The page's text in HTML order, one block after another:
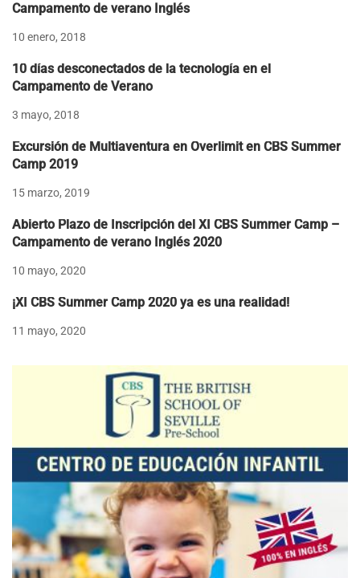
Campamento de verano Inglés
10 enero, 2018
10 días desconectados de la tecnología en el
Campamento de Verano
3 mayo, 2018
Excursión de Multiaventura en Overlimit en CBS Summer
Camp 2019
15 marzo, 2019
Abierto Plazo de Inscripción del XI CBS Summer Camp –
Campamento de verano Inglés 2020
10 mayo, 2020
¡XI CBS Summer Camp 2020 ya es una realidad!
11 mayo, 2020